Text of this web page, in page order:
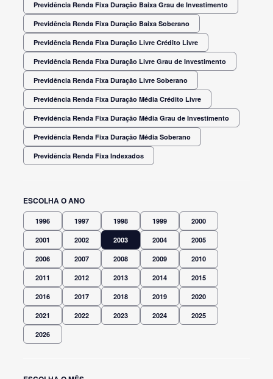
Previdência Renda Fixa Duração Baixa Grau de Investimento
Previdência Renda Fixa Duração Baixa Soberano
Previdência Renda Fixa Duração Livre Crédito Livre
Previdência Renda Fixa Duração Livre Grau de Investimento
Previdência Renda Fixa Duração Livre Soberano
Previdência Renda Fixa Duração Média Crédito Livre
Previdência Renda Fixa Duração Média Grau de Investimento
Previdência Renda Fixa Duração Média Soberano
Previdência Renda Fixa Indexados
ESCOLHA O ANO
1996 1997 1998 1999 2000
2001 2002 2003 2004 2005
2006 2007 2008 2009 2010
2011 2012 2013 2014 2015
2016 2017 2018 2019 2020
2021 2022 2023 2024 2025
2026